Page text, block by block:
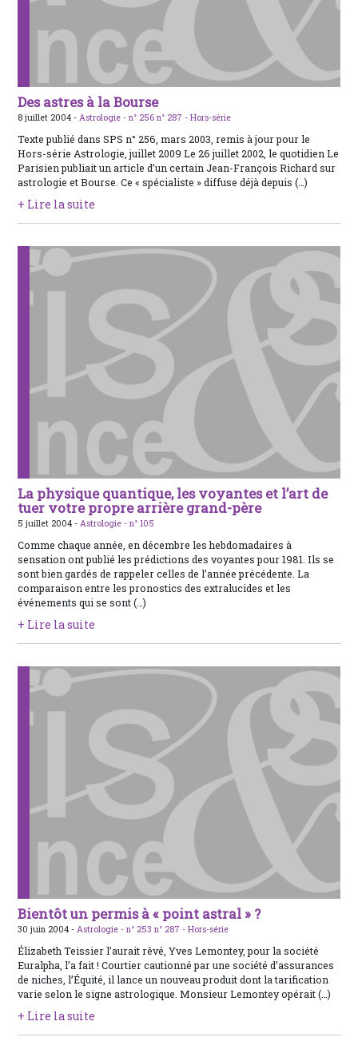
Des astres à la Bourse
8 juillet 2004 - Astrologie -n° 256 n° 287 - Hors-série
Texte publié dans SPS n° 256, mars 2003, remis à jour pour le
Hors-série Astrologie, juillet 2009 Le 26 juillet 2002, le quotidien Le
Parisien publiait un article d’un certain Jean-François Richard sur
astrologie et Bourse. Ce « spécialiste » diffuse déjà depuis (…)
+ Lire la suite
La physique quantique, les voyantes et l’art de
tuer votre propre arrière grand-père
5 juillet 2004 -Astrologie -n° 105
Comme chaque année, en décembre les hebdomadaires à
sensation ont publié les prédictions des voyantes pour 1981. Ils se
sont bien gardés de rappeler celles de l’année précédente. La
comparaison entre les pronostics des extralucides et les
événements qui se sont (…)
+ Lire la suite
Bientôt un permis à « point astral » ?
30 juin 2004 -Astrologie -n° 253 n° 287 - Hors-série
Élizabeth Teissier l’aurait rêvé, Yves Lemontey, pour la société
Euralpha, l’a fait ! Courtier cautionné par une société d’assurances
de niches, l’Équité, il lance un nouveau produit dont la tarification
varie selon le signe astrologique. Monsieur Lemontey opérait (…)
+ Lire la suite